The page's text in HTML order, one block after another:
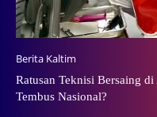
Berita Kaltim
Ratusan Teknisi Bersaing
Tembus Nasional?